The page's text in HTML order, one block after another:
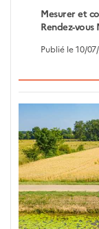
Mesurer et
Rendez-
Publié le 10/